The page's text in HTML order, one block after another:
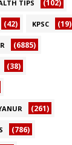
TIPS (102)
(42) KPSC (19)
(6885)
(38)
(261)
(786)